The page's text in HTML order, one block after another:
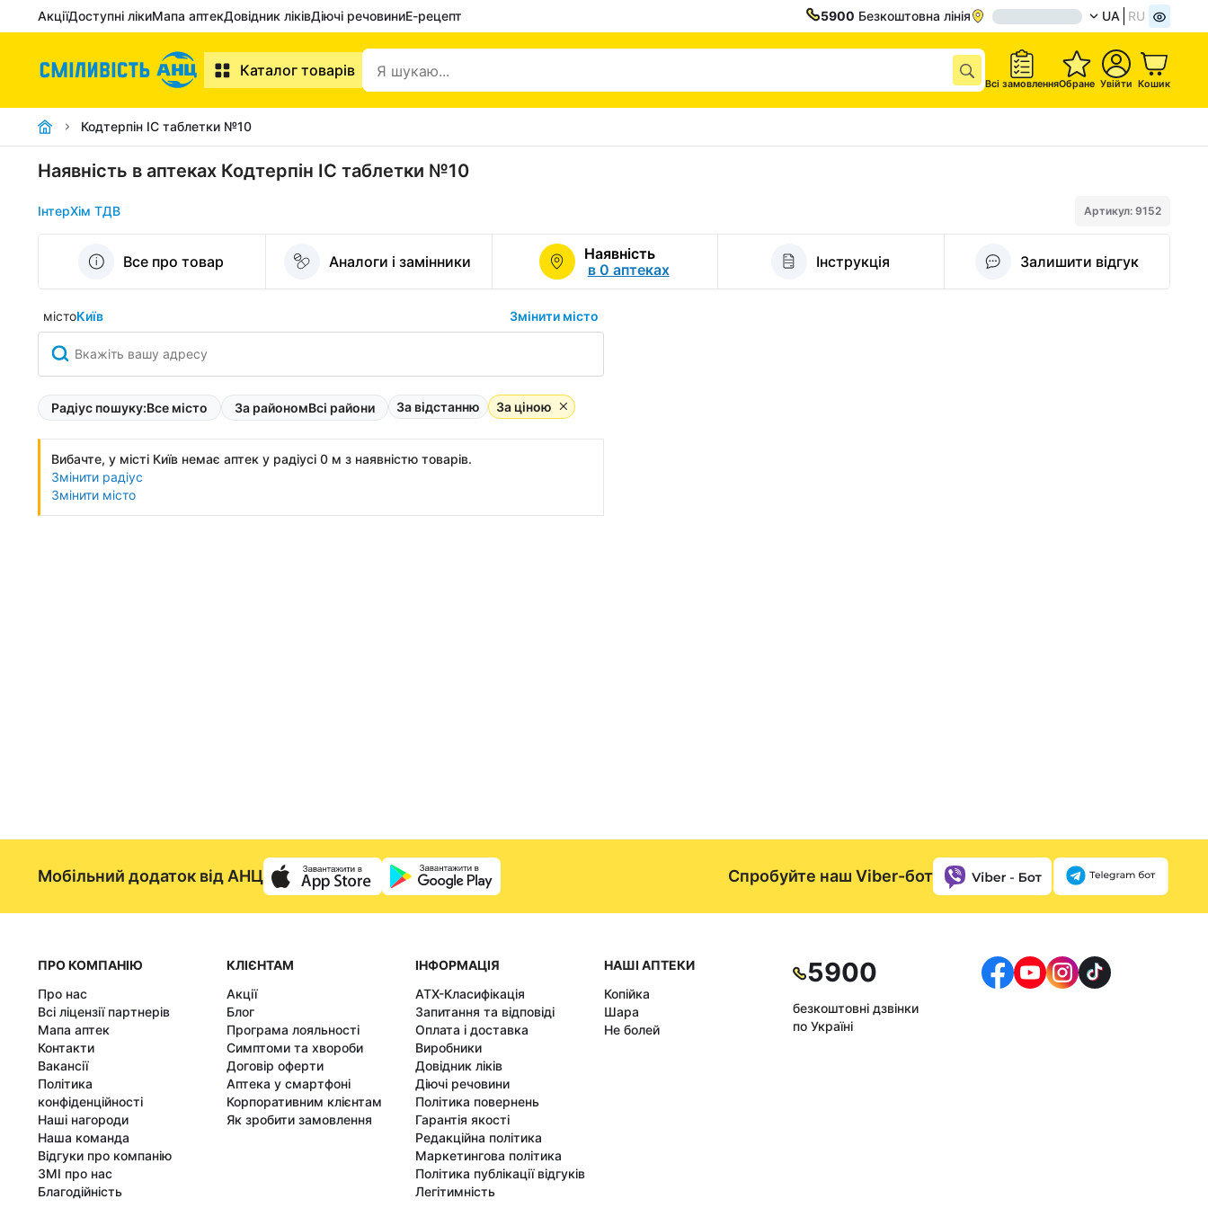
АкціїДоступні лікиМапа аптекДовідник ліківДіючі речовиниЕ-рецепт 5900 Безкоштовна лінія UA RU
Каталог товарів
Всі замовленняОбране Увійти Кошик
Кодтерпін IC таблетки №10
Наявність в аптеках Кодтерпін IC таблетки №10
ІнтерХім ТДВ Артикул: 9152
Все про товар Аналоги і замінники
Наявність
в 0 аптеках
Інструкція Залишити відгук
містоКиїв Змінити місто
Радіус пошуку:Все місто За райономВсі райони За відстанню За ціною
Вибачте, у місті Київ немає аптек у радіусі 0 м з наявністю товарів.
Змінити радіус
Змінити місто
Мобільний додаток від АНЦ Спробуйте наш Viber-бот
ПРО КОМПАНІЮ
Про нас
Всі ліцензії партнерів
Мапа аптек
Контакти
Вакансії
Політика
конфіденційності
Наші нагороди
Наша команда
Відгуки про компанію
ЗМІ про нас
Благодійність
КЛІЄНТАМ
Акції
Блог
Програма лояльності
Симптоми та хвороби
Договір оферти
Аптека у смартфоні
Корпоративним клієнтам
Як зробити замовлення
ІНФОРМАЦІЯ
АТХ-Класифікація
Запитання та відповіді
Оплата і доставка
Виробники
Довідник ліків
Діючі речовини
Політика повернень
Гарантія якості
Редакційна політика
Маркетингова політика
Політика публікації відгуків
Легітимність
НАШІ АПТЕКИ
Копійка
Шара
Не болей
5900
безкоштовні дзвінки
по Україні